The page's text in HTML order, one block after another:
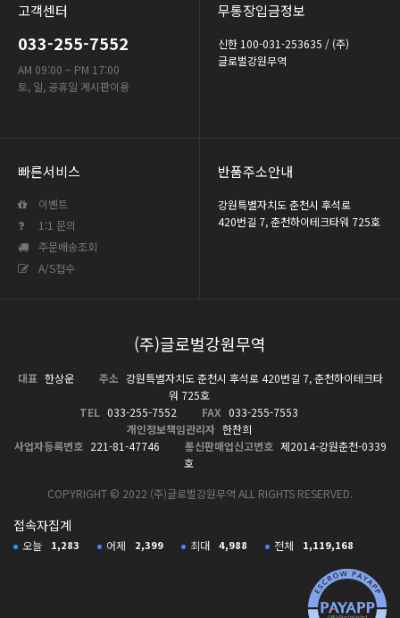
고객센터
033-255-7552
AM 09:00 ~ PM 17:00
토, 일, 공휴일 게시판이용
무통장입금정보
신한 100-031-253635 / (주)
글로벌강원무역
빠른서비스
이벤트
1:1 문의
주문배송조회
A/S접수
반품주소안내
강원특별자치도 춘천시 후석로
420번길 7, 춘천하이테크타워 725호
(주)글로벌강원무역
대표 한상운 주소 강원특별자치도 춘천시 후석로 420번길 7, 춘천하이테크타
워 725호
TEL 033-255-7552 FAX 033-255-7553
개인정보책임관리자 한찬희
사업자등록번호 221-81-47746 통신판매업신고번호 제2014-강원춘천-0339
호
COPYRIGHT © 2022 (주)글로벌강원무역 ALL RIGHTS RESERVED.
접속자집계
오늘 1,283 어제 2,399 최대 4,988 전체 1,119,168